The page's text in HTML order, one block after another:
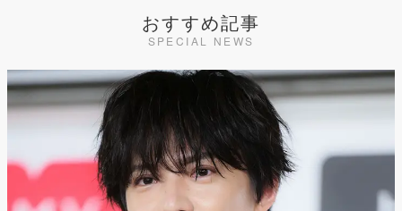
おすすめ記事
SPECIAL NEWS